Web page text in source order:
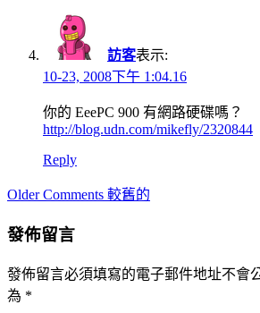
訪客表示:
10-23, 2008下午 1:04.16
你的 EeePC 900 有網路硬碟嗎？
http://blog.udn.com/mikefly/2320844
Reply
Comment
Older Comments 較舊的
發佈留言
發佈留言必須填寫的電子郵件地址不會
為 *